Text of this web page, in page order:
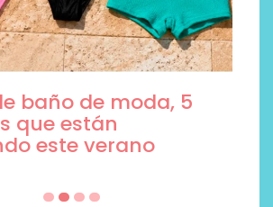
baño de moda, 5
que están
este verano